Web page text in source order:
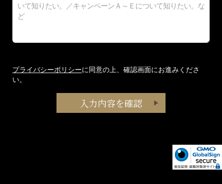
プライバシーポリシーに同意の上、確認画面にお進みくださ
い。